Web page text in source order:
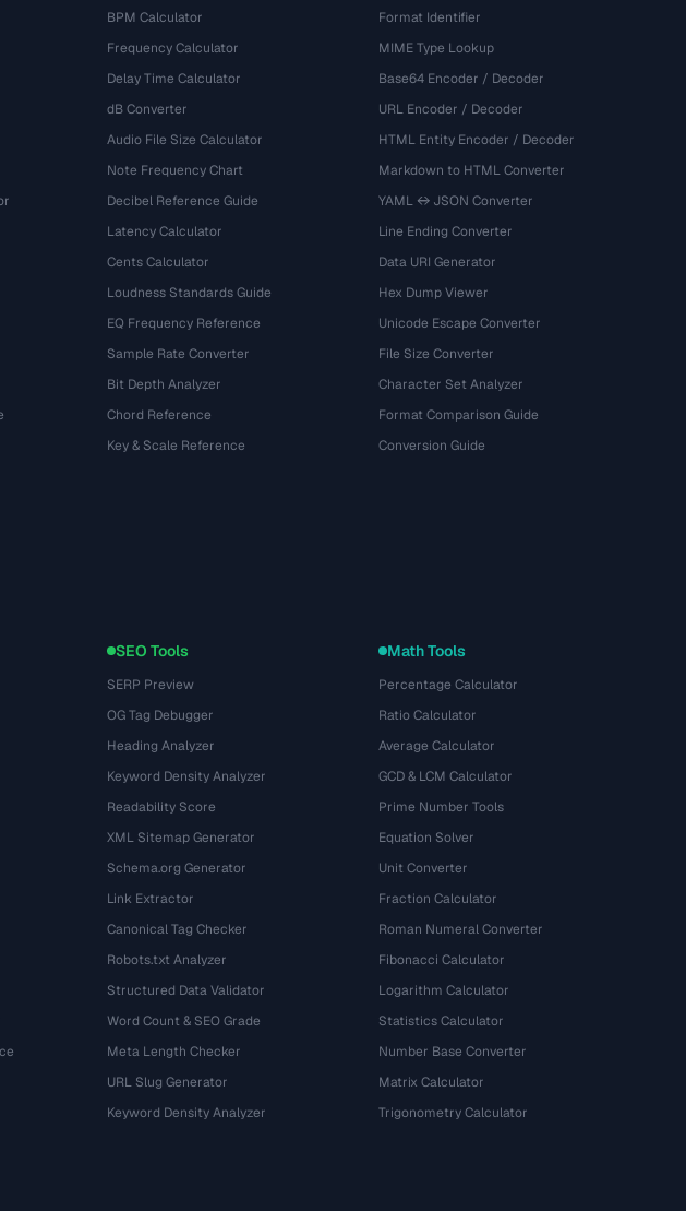
BPM Calculator
Frequency Calculator
Delay Time Calculator
dB Converter
Audio File Size Calculator
Note Frequency Chart
Decibel Reference Guide
Latency Calculator
Cents Calculator
Loudness Standards Guide
EQ Frequency Reference
Sample Rate Converter
Bit Depth Analyzer
Chord Reference
Key & Scale Reference
Format Identifier
MIME Type Lookup
Base64 Encoder / Decoder
URL Encoder / Decoder
HTML Entity Encoder / Decoder
Markdown to HTML Converter
YAML ↔ JSON Converter
Line Ending Converter
Data URI Generator
Hex Dump Viewer
Unicode Escape Converter
File Size Converter
Character Set Analyzer
Format Comparison Guide
Conversion Guide
SEO Tools
SERP Preview
OG Tag Debugger
Heading Analyzer
Keyword Density Analyzer
Readability Score
XML Sitemap Generator
Schema.org Generator
Link Extractor
Canonical Tag Checker
Robots.txt Analyzer
Structured Data Validator
Word Count & SEO Grade
Meta Length Checker
URL Slug Generator
Keyword Density Analyzer
Math Tools
Percentage Calculator
Ratio Calculator
Average Calculator
GCD & LCM Calculator
Prime Number Tools
Equation Solver
Unit Converter
Fraction Calculator
Roman Numeral Converter
Fibonacci Calculator
Logarithm Calculator
Statistics Calculator
Number Base Converter
Matrix Calculator
Trigonometry Calculator